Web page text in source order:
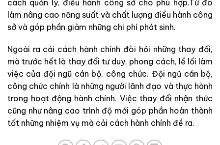
cách quản lý, điều hành công sở cho phù hợp.Từ đó
làm nâng cao năng suất và chất lượng điều hành công
sở và góp phần giảm những chi phí phát sinh.
Ngoài ra cải cách hành chính đòi hỏi những thay đổi,
mà trước hết là thay đổi tư duy, phong cách, lề lối làm
việc của đội ngũ cán bộ, công chức. Đội ngũ cán bộ,
công chức chính là những người lãnh đạo và thực hành
trong hoạt động hành chính. Việc thay đổi nhận thức
cũng như nâng cao trình độ mới góp phần hoàn thành
tốt những nhiệm vụ mà cải cách hành chính đề ra.